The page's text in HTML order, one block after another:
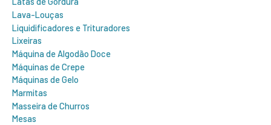
Lava-Louças
Liquidificadores e Trituradores
Lixeiras
Máquina de Algodão Doce
Máquinas de Crepe
Máquinas de Gelo
Marmitas
Masseira de Churros
Mesas